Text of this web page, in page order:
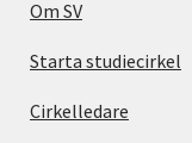
Om SV
Starta studiecirkel
Cirkelledare